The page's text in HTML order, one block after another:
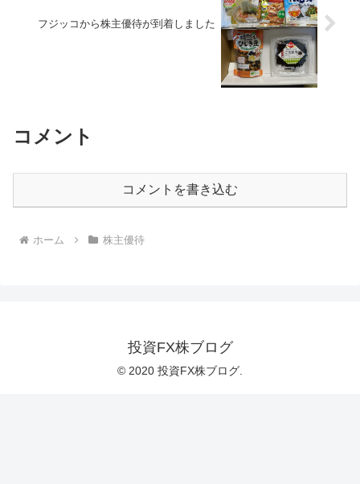
フジッコから株主優待が到着しました
コメント
コメントを書き込む
ホーム 株主優待
投資FX株ブログ
© 2020 投資FX株ブログ.